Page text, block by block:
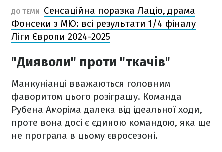
ДО ТЕМИ
Сенсаційна поразка Лаціо, драма
Фонсеки з МЮ: всі результати 1/4 фіналу
Ліги Європи 2024-2025
"Дияволи" проти "ткачів"
Манкуніанці вважаються головним
фаворитом цього розіграшу. Команда
Рубена Аморіма далека від ідеальної ходи,
проте вона досі є єдиною командою, яка ще
не програла в цьому євросезоні.